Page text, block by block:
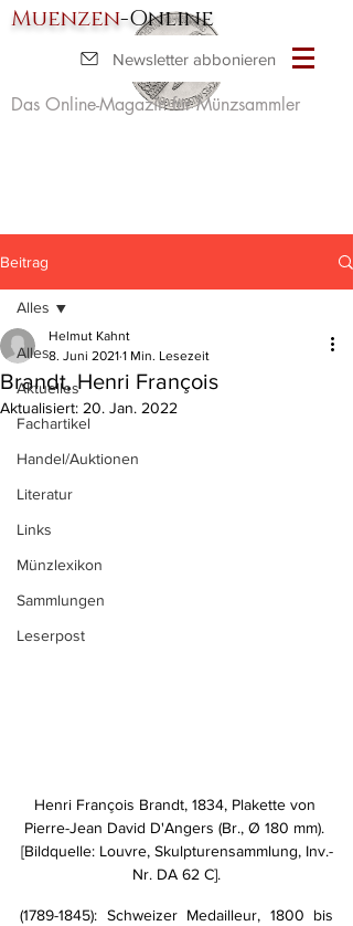
Muenzen-Online
Das Online-Magazin für Münzsammler
Newsletter abbonieren
Beitrag
Alles
Aktuelles
Fachartikel
Handel/Auktionen
Literatur
Links
Münzlexikon
Sammlungen
Leserpost
Alles
Brandt, Henri François
Helmut Kahnt
8. Juni 2021 1 Min. Lesezeit
Aktualisiert: 20. Jan. 2022
Henri François Brandt, 1834, Plakette von
Pierre-Jean David D'Angers (Br., Ø 180 mm).
[Bildquelle: Louvre, Skulpturensammlung, Inv.-
Nr. DA 62 C].
(1789-1845): Schweizer Medailleur, 1800 bis